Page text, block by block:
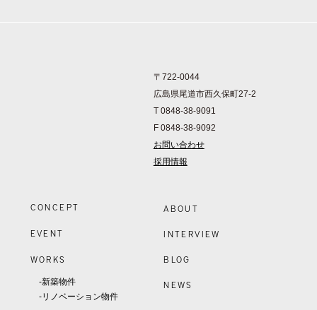
〒722-0044
広島県尾道市西久保町27-2
T 0848-38-9091
F 0848-38-9092
お問い合わせ
採用情報
CONCEPT
EVENT
WORKS
-新築物件
-リノベーション物件
ABOUT
INTERVIEW
BLOG
NEWS